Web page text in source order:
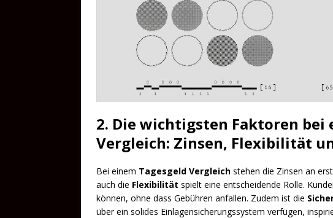
2. Die wichtigsten Faktoren bei
Vergleich: Zinsen, Flexibilität
Bei einem Tagesgeld Vergleich stehen die Zinsen an
auch die Flexibilität spielt eine entscheidende Rolle.
können, ohne dass Gebühren anfallen. Zudem ist die
über ein solides Einlagensicherungssystem verfügen,